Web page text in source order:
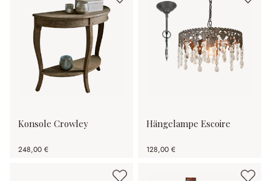
Konsole Crowley
248,00 €
Hängelampe Escoire
128,00 €